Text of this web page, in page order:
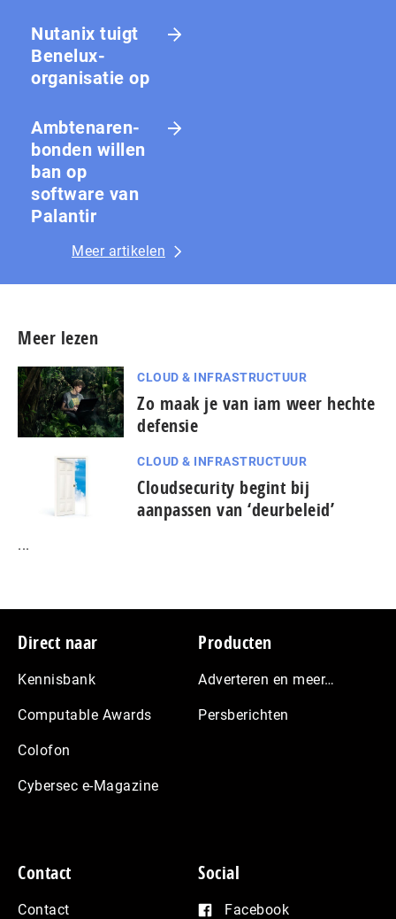
Nutanix tuigt
Benelux-
organisatie op
Amb­te­na­ren­
bon­den willen
ban op
software van
Palantir
Meer artikelen
Meer lezen
CLOUD & INFRASTRUCTUUR
Zo maak je van iam weer hechte
defensie
CLOUD & INFRASTRUCTUUR
Cloudsecurity begint bij
aanpassen van ‘deurbeleid’
...
Footer
Direct naar
Kennisbank
Computable Awards
Colofon
Cybersec e-Magazine
Producten
Adverteren en meer…
Persberichten
Contact
Contact
Social
Facebook